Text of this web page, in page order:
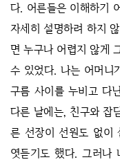
다. 어른들은 이해하기
자세히 설명하려 하지
면 누구나 어렵지 않게
수 있었다. 나는 어머니
구름 사이를 누비고 다
다른 날에는, 친구와 잡
른 선장이 선원도 없이
엿듣기도 했다. 그러나